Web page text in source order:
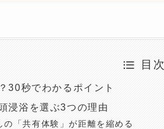
目次
30秒でわかるポイント
浸浴を選ぶ3つの理由
の「共有体験」が距離を縮める